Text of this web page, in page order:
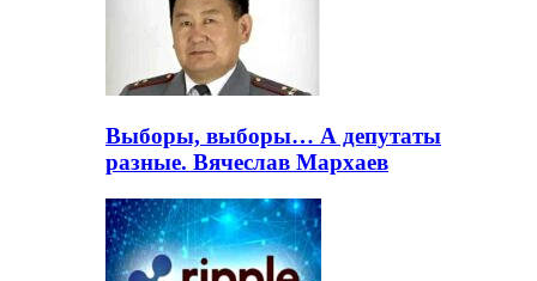
Выборы, выборы… А депутаты
разные. Вячеслав Мархаев